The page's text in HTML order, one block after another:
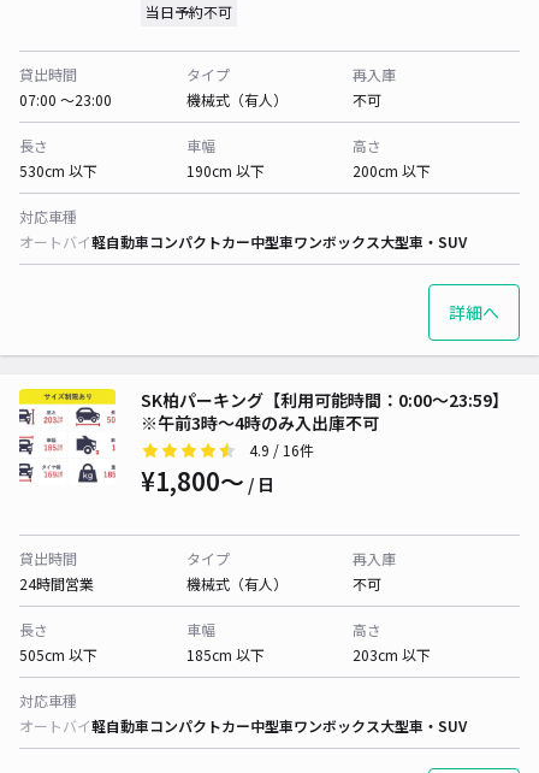
当日予約不可
貸出時間
07:00 〜23:00
タイプ
機械式（有人）
再入庫
不可
長さ
530cm 以下
車幅
190cm 以下
高さ
200cm 以下
対応車種
オートバイ軽自動車コンパクトカー中型車ワンボックス大型車・SUV
詳細へ
SK柏パーキング【利用可能時間：0:00〜23:59】
※午前3時〜4時のみ入出庫不可
4.9 / 16件
¥1,800〜 / 日
貸出時間
24時間営業
タイプ
機械式（有人）
再入庫
不可
長さ
505cm 以下
車幅
185cm 以下
高さ
203cm 以下
対応車種
オートバイ軽自動車コンパクトカー中型車ワンボックス大型車・SUV